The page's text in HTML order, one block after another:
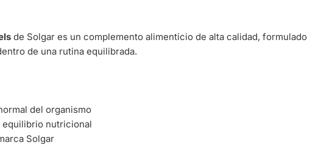
de Solgar es un complemento alimenticio de alta calidad, formulado
de una rutina equilibrada.
del organismo
equilibrio nutricional
Solgar